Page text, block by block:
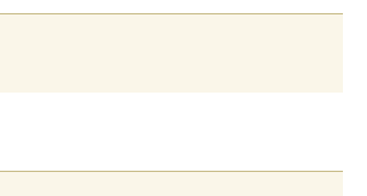
券、外国通貨、直接契約型宿泊プラン、土
、当社が指定した商品が利用できません。
・クーポンコードをご利用いただけな